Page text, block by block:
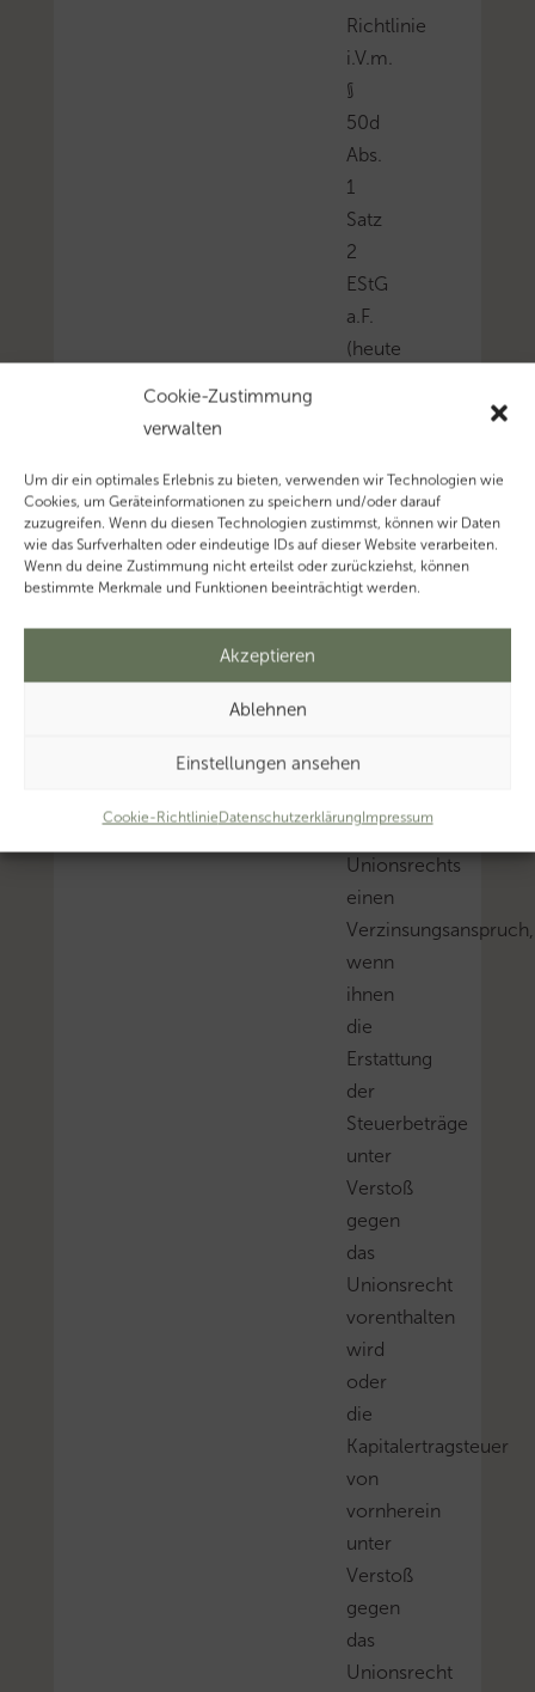
Cookie-Zustimmung
verwalten
Um dir ein optimales Erlebnis zu bieten, verwenden wir Technologien wie
Cookies, um Geräteinformationen zu speichern und/oder darauf
zuzugreifen. Wenn du diesen Technologien zustimmst, können wir Daten
wie das Surfverhalten oder eindeutige IDs auf dieser Website verarbeiten.
Wenn du deine Zustimmung nicht erteilst oder zurückziehst, können
bestimmte Merkmale und Funktionen beeinträchtigt werden.
Akzeptieren
Ablehnen
Einstellungen ansehen
Cookie-RichtlinieDatenschutzerklärungImpressum
Richtlinie
i.V.m.
§
50d
Abs.
1
Satz
2
EStG
a.F.
(heute
3
Satz
1
EStG)
der
des
Unionsrechts
einen
Verzinsungsanspruch,
wenn
ihnen
die
Erstattung
der
Steuerbeträge
unter
Verstoß
gegen
das
Unionsrecht
vorenthalten
wird
oder
die
Kapitalertragsteuer
von
vornherein
unter
Verstoß
gegen
das
Unionsrecht